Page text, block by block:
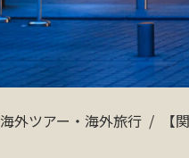
海外ツアー・海外旅行 【